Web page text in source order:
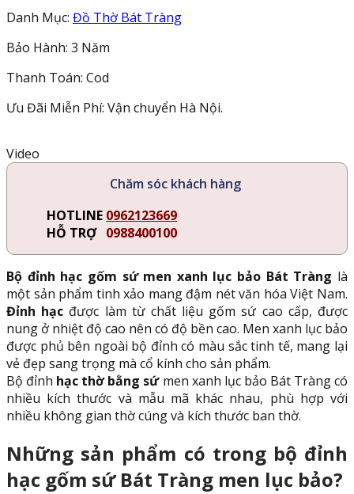
Danh Mục: Đồ Thờ Bát Tràng
Bảo Hành: 3 Năm
Thanh Toán: Cod
Ưu Đãi Miễn Phí: Vận chuyển Hà Nội.
Video
Chăm sóc khách hàng
HOTLINE 0962123669
HỖ TRỢ 0988400100
Bộ đỉnh hạc gốm sứ men xanh lục bảo Bát Tràng là
một sản phẩm tinh xảo mang đậm nét văn hóa Việt Nam.
Đỉnh hạc được làm từ chất liệu gốm sứ cao cấp, được
nung ở nhiệt độ cao nên có độ bền cao. Men xanh lục bảo
được phủ bên ngoài bộ đỉnh có màu sắc tinh tế, mang lại
vẻ đẹp sang trọng mà cổ kính cho sản phẩm.
Bộ đỉnh hạc thờ bằng sứmen xanh lục bảo Bát Tràng có
nhiều kích thước và mẫu mã khác nhau, phù hợp với
nhiều không gian thờ cúng và kích thước ban thờ.
Những sản phẩm có trong bộ đỉnh
hạc gốm sứ Bát Tràng men lục bảo?